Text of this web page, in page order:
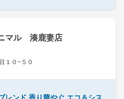
マル 湊鹿妻店
１０−５０
レンド 香り華やぐ エコ＆シス